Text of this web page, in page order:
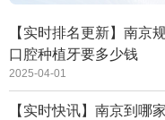
【实时排名更新】南京
口腔种植牙要多少钱
2025-04-01
【实时快讯】南京到哪